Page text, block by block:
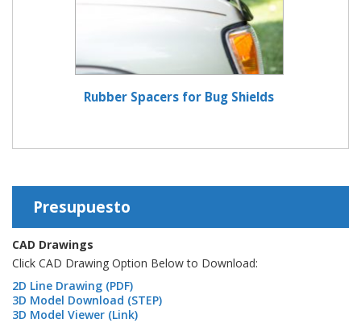
Rubber Spacers for Bug Shields
Presupuesto
CAD Drawings
Click CAD Drawing Option Below to Download:
2D Line Drawing (PDF)
3D Model Download (STEP)
3D Model Viewer (Link)